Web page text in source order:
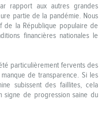
rapport aux autres grandes
partie de la pandémie. Nous
de la République populaire de
financières nationales le
particulièrement fervents des
de transparence. Si les
subissent des faillites, cela
de progression saine du